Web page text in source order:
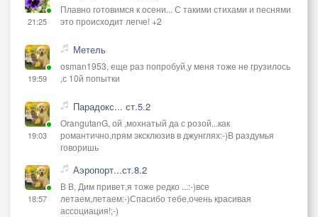
21:25
Плавно готовимся к осени... С такими стихами и песнями
это происходит легче! +2
19:59
Метель
osman1953, еще раз попробуй,у меня тоже не грузилось
,с 10й попытки
19:03
Парадокс... ст.5.2
OrangutanG, ой ,мохнатый да с розой...как
романтично,прям эксклюзив в джунглях:-)В раздумья
говоришь
18:57
Аэропорт...ст.8.2
В В, Дим привет,я тоже редко ...:-)все
летаем,летаем:-)Спасибо тебе,очень красивая
ассоциация!;-)